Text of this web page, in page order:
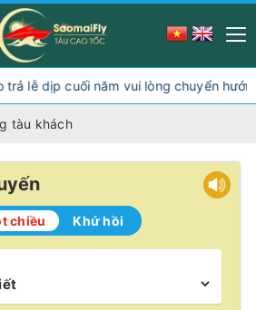
dịp cuối năm vui lòng chuyển hướng
tàu khách
chiều Khứ hồi